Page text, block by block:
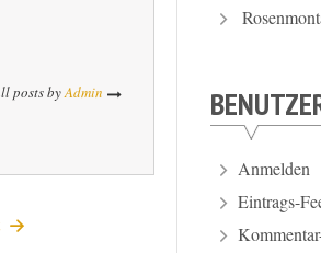
posts byAdmin
Anmelden
Eintrags-